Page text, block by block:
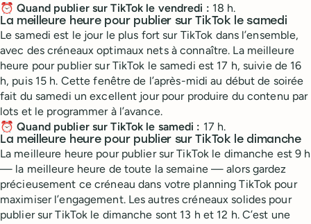
⏰Quand publier sur TikTok le vendredi : 18 h.
La meilleure heure pour publier sur TikTok le samedi
Le samedi est le jour le plus fort sur TikTok dans l’ensemble,
avec des créneaux optimaux nets à connaître. La meilleure
heure pour publier sur TikTok le samedi est 17 h, suivie de 16
h, puis 15 h. Cette fenêtre de l’après-midi au début de soirée
fait du samedi un excellent jour pour produire du contenu par
lots et le programmer à l’avance.
⏰Quand publier sur TikTok le samedi : 17 h.
La meilleure heure pour publier sur TikTok le dimanche
La meilleure heure pour publier sur TikTok le dimanche est 9 h
— la meilleure heure de toute la semaine — alors gardez
précieusement ce créneau dans votre planning TikTok pour
maximiser l’engagement. Les autres créneaux solides pour
publier sur TikTok le dimanche sont 13 h et 12 h. C’est une